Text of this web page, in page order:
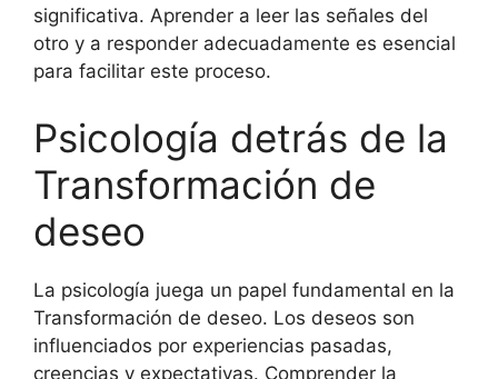
significativa. Aprender a leer las señales del
otro y a responder adecuadamente es esencial
para facilitar este proceso.
Psicología detrás de la
Transformación de
deseo
La psicología juega un papel fundamental en la
Transformación de deseo. Los deseos son
influenciados por experiencias pasadas,
creencias y expectativas. Comprender la